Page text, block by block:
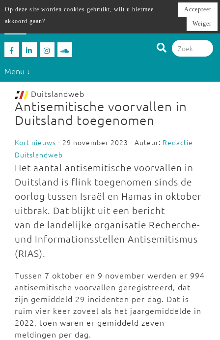
Menu ↓
Duitslandweb
Antisemitische voorvallen in
Duitsland toegenomen
Kort nieuws - 29 november 2023 - Auteur: Redactie
Duitslandweb
Het aantal antisemitische voorvallen in
Duitsland is flink toegenomen sinds de
oorlog tussen Israël en Hamas in oktober
uitbrak. Dat blijkt uit een bericht
van de landelijke organisatie Recherche-
und Informationsstellen Antisemitismus
(RIAS).
Tussen 7 oktober en 9 november werden er 994
antisemitische voorvallen geregistreerd, dat
zijn gemiddeld 29 incidenten per dag. Dat is
ruim vier keer zoveel als het jaargemiddelde in
2022, toen waren er gemiddeld zeven
meldingen per dag.
Op deze site worden cookies gebruikt, wilt u hiermee
akkoord gaan?
Accepteer
Weiger